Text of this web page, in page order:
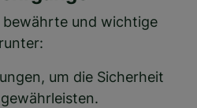
und wichtige
um die Sicherheit